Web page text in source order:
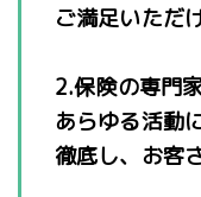
ご満足いただ
2.保険の専門
あらゆる活動
徹底し、お客